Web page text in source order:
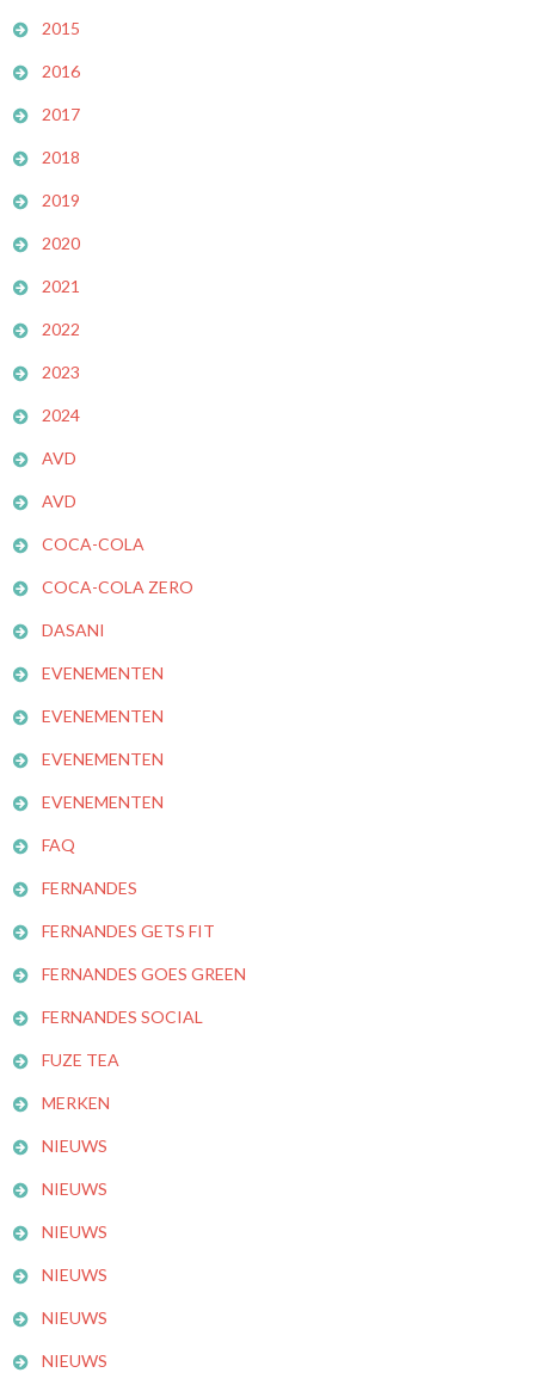
2015
2016
2017
2018
2019
2020
2021
2022
2023
2024
AVD
AVD
COCA-COLA
COCA-COLA ZERO
DASANI
EVENEMENTEN
EVENEMENTEN
EVENEMENTEN
EVENEMENTEN
FAQ
FERNANDES
FERNANDES GETS FIT
FERNANDES GOES GREEN
FERNANDES SOCIAL
FUZE TEA
MERKEN
NIEUWS
NIEUWS
NIEUWS
NIEUWS
NIEUWS
NIEUWS